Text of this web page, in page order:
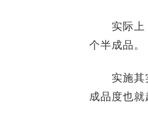
实际上：
个半成品。
实施其实
成品度也就